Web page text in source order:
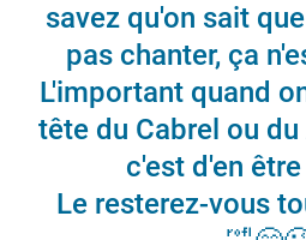
savez qu'on sait
pas chanter, ça
L'important quand
tête du Cabrel ou
c'est d'en
Le resterez-vous